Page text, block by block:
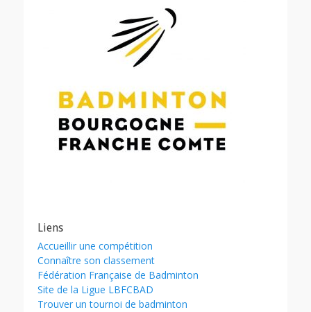
Liens
Accueillir une compétition
Connaître son classement
Fédération Française de Badminton
Site de la Ligue LBFCBAD
Trouver un tournoi de badminton